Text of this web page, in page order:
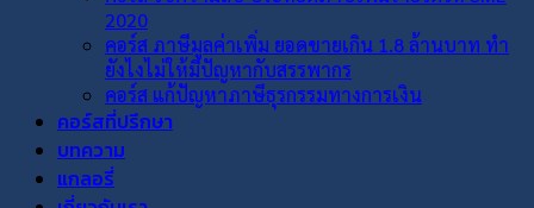
2020
คอร์ส ภาษีมูลค่าเพิ่ม ยอดขายเกิน 1.8 ล้านบาท ทำ
ยังไงไม่ให้มีปัญหากับสรรพากร
คอร์ส แก้ปัญหาภาษีธุรกรรมทางการเงิน
คอร์สที่ปรึกษา
บทความ
แกลอรี่